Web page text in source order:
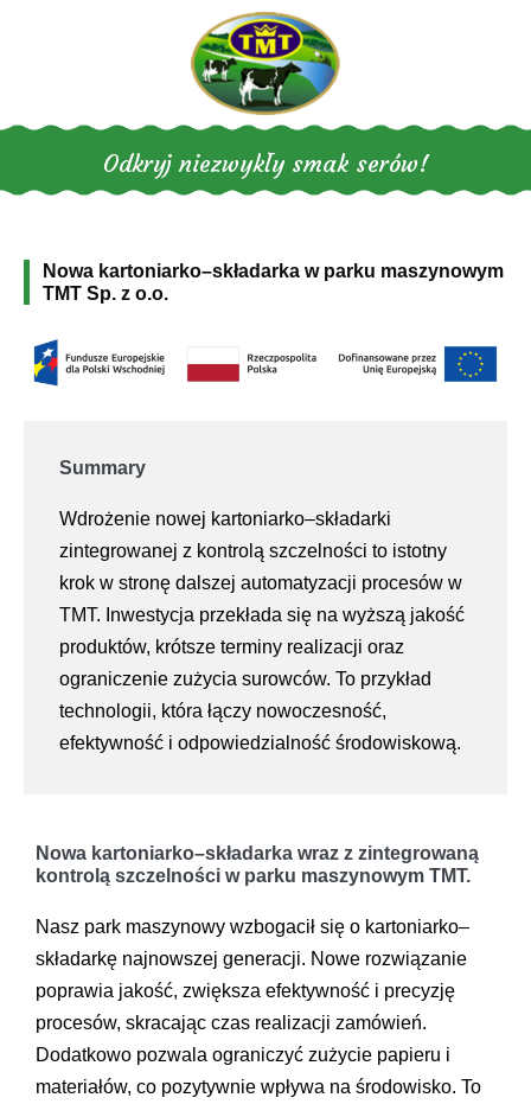
Odkryj niezwykły smak serów!
Nowa kartoniarko–składarka w parku maszynowym
TMT Sp. z o.o.
Summary
Wdrożenie nowej kartoniarko–składarki
zintegrowanej z kontrolą szczelności to istotny
krok w stronę dalszej automatyzacji procesów w
TMT. Inwestycja przekłada się na wyższą jakość
produktów, krótsze terminy realizacji oraz
ograniczenie zużycia surowców. To przykład
technologii, która łączy nowoczesność,
efektywność i odpowiedzialność środowiskową.
Nowa kartoniarko–składarka wraz z zintegrowaną
kontrolą szczelności w parku maszynowym TMT.
Nasz park maszynowy wzbogacił się o kartoniarko–
składarkę najnowszej generacji. Nowe rozwiązanie
poprawia jakość, zwiększa efektywność i precyzję
procesów, skracając czas realizacji zamówień.
Dodatkowo pozwala ograniczyć zużycie papieru i
materiałów, co pozytywnie wpływa na środowisko. To